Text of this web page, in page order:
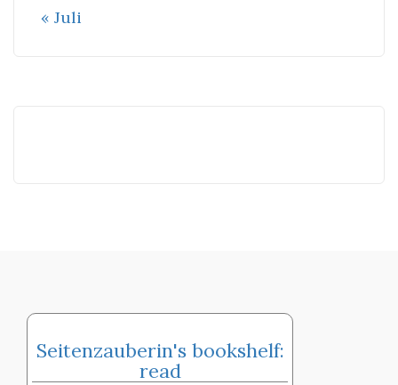
« Juli
Seitenzauberin's bookshelf:
read